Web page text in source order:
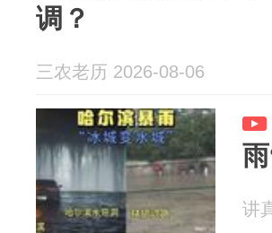
调？
三农老历 2026-08-06
讲